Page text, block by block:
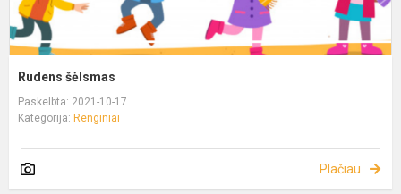
Rudens šėlsmas
Paskelbta: 2021-10-17
Kategorija: Renginiai
Plačiau